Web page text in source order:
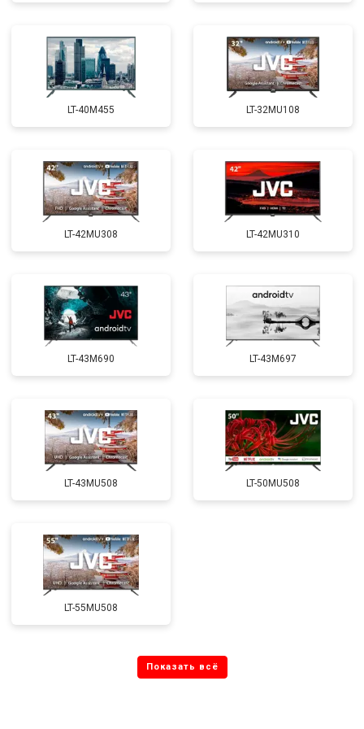
LT-40M455 LT-32MU108
LT-42MU308 LT-42MU310
LT-43M690 LT-43M697
LT-43MU508 LT-50MU508
LT-55MU508